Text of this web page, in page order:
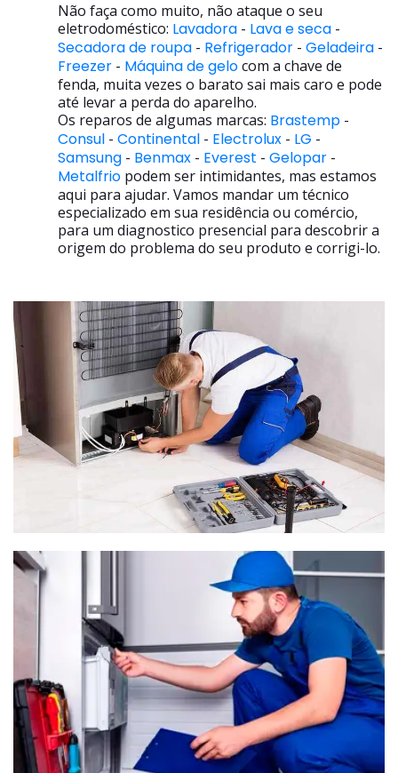
Não faça como muito, não ataque o seu
eletrodoméstico: Lavadora - Lava e seca -
Secadora de roupa - Refrigerador - Geladeira -
Freezer - Máquina de gelocom a chave de
fenda, muita vezes o barato sai mais caro e pode
até levar a perda do aparelho.
Os reparos de algumas marcas: Brastemp -
Consul - Continental - Electrolux - LG -
Samsung - Benmax - Everest - Gelopar -
Metalfrio podem ser intimidantes, mas estamos
aqui para ajudar. Vamos mandar um técnico
especializado em sua residência ou comércio,
para um diagnostico presencial para descobrir a
origem do problema do seu produto e corrigi-lo.